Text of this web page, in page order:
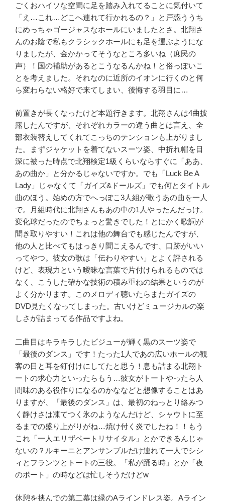
ごくおハイソな空間に足を踏み入れてることに気付いて
「え … これ… どこへ連れて行かれるの？」と戸惑ううち
にめっちゃゴージャスなホールにいましたとさ。北翔さ
んのお陰で私もクラシックホールにも足を運ぶようにな
りましたが、金かかってそうなところ多いね（庶民の
声）！国の補助があるとこうなるんかね！と俗っぽいこ
とを考えました。それなのに近所のイオンに行くのと何
ら変わらない格好で来てしまい、後悔する羽目に …
前置きが長くなったけど本題行きます。北翔さんは4曲披
露したんですが、それぞれカラーの違う曲とは言え、全
部衣装替えしてくれてこっちのテンションも上がりまし
た。まずジャケットを着てないスーツ姿、中折れ帽を目
深に被った時点で北翔検定1級くらいならすぐに「ああ、
あの曲か」と分かるじゃないですか。でも「Luck Be A
Lady 」じゃなくて「ガイズ& ドールズ」でも何とタイトル
曲のほう。始めの方でへっぽこ 3人組が歌うあの曲を一人
で。月組時代に北翔さんもあの中の1 人やったんだっけ。
変化球だったのでちょっと驚きでした！とにかく歌詞が
聞き取りやすい！これは他の舞台でも感じたんですが、
他の人と比べてもはっきり聞こえるんです、口跡がいい
ってやつ。彼女の歌は「伝わりやすい」とよく評される
けど、表現力という曖昧な言葉で片付けられるものでは
なく、こうした確かな技術の積み重ねの結果というのが
よく分かります。このメロディ聴いたらまたガイズの
DVD 見たくなってしまった。古いけどミュージカルの楽
しさが詰まってる作品ですよね。
二曲目はキラキラしたビジューが輝く黒のスーツ姿で
「最後のダンス」です！たった1 人であの広いホールの観
客の目と耳を釘付けにしてたと思う！息も詰まる北翔ト
ートの求心力といったらもう …彼女がトートやったら人
間味のある役作りになるのかななどと想像することはあ
りますが、「最後のダンス」は、最初のねっとり絡みつ
く静けさは凍てつく氷のようなんだけど、シャウトに至
るまでの盛り上がりがね…焼け付く炎でしたね！！もう
これ「一人エリザベートリサイタル」とかできるんじゃ
ないの？ルキーニとアンサンブルだけ連れて一人でシシ
ィとフランツとトートの三役。「私が踊る時」とか「夜
のボート」の時などは忙しそうだけどw
休憩を挟んでの第二幕は緑のAラインドレス姿。 Aライン